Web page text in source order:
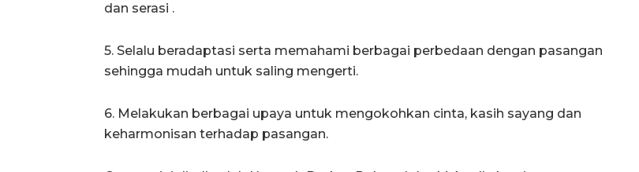
dan serasi .
5. Selalu beradaptasi serta memahami berbagai perbedaan dengan pasangan
sehingga mudah untuk saling mengerti.
6. Melakukan berbagai upaya untuk mengokohkan cinta, kasih sayang dan
keharmonisan terhadap pasangan.